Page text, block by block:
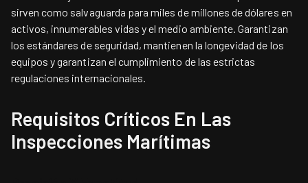
sirven como salvaguarda para miles de millones de dólares en
activos, innumerables vidas y el medio ambiente. Garantizan
los estándares de seguridad, mantienen la longevidad de los
equipos y garantizan el cumplimiento de las estrictas
regulaciones internacionales.
Requisitos Críticos En Las
Inspecciones Marítimas